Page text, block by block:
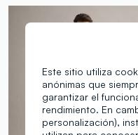
Este sitio utiliza
anónimas que
garantizar el
rendimiento. En
personalización),